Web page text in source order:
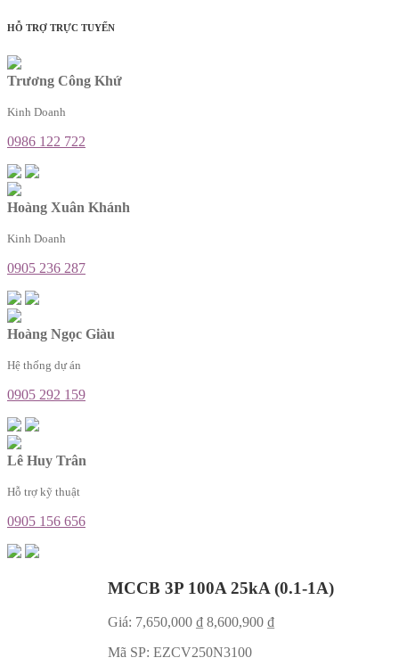
HỖ TRỢ TRỰC TUYẾN
Trương Công Khứ
Kinh Doanh
0986 122 722
Hoàng Xuân Khánh
Kinh Doanh
0905 236 287
Hoàng Ngọc Giàu
Hệ thống dự án
0905 292 159
Lê Huy Trân
Hỗ trợ kỹ thuật
0905 156 656
MCCB 3P 100A 25kA (0.1-1A)
Giá: 7,650,000 ₫ 8,600,900 ₫
Mã SP: EZCV250N3100